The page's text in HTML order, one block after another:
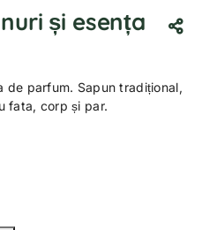
și esența
de parfum. Sapun tradițional,
fata, corp și par.